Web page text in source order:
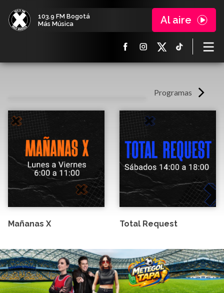
103.9 FM Bogotá
Más Música
Al aire
Programas
Mañanas X Total Request